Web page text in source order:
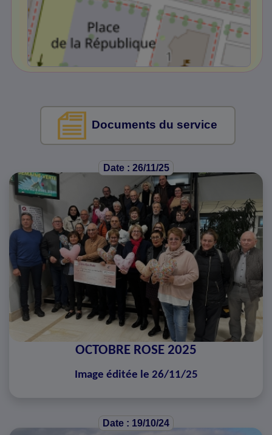
Documents du service
Date : 26/11/25
OCTOBRE ROSE 2025
Image éditée le 26/11/25
Date : 19/10/24